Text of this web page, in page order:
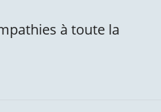
à toute la